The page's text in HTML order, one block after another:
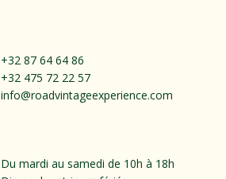
+32 87 64 64 86
+32 475 72 22 57
info@roadvintageexperience.com
Du mardi au samedi de 10h à 18h